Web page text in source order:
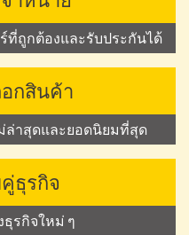
ที่ถูกต้องและรับประกันได้
กสินค้า
าสุดและยอดนิยมที่สุด
ธุรกิจ
ธุรกิจใหม่ ๆ